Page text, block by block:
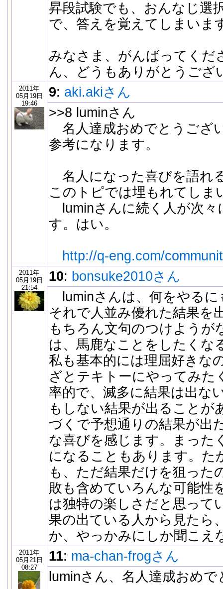
昇段試験でも、おんなじ選
で、答えを覚えてしまいま
みなさま、がんばってくだ
ん、どうもありがとうござ
2011年
05月19日
19:46
9: aki.akiさん
>>8 luminさん
名人達成おめでとうござ
参考になります。
名人になった喜びを語れ
このトピでは埋もれてしま
luminさんに続く人が次々
す。はい。
http://q-eng.com/
2011年
05月19日
21:54
10: bonsuke2010さん
luminさんは、何をやるに
それで人並み優れた結果を
もちろん文句のつけようが
は、馬鹿なことをしたくな
私も基本的には理屈好きな
ざとテキトーにやってみた
率的で、滅多に結果は出な
もしない結果が出ることが
づくで予想通りの結果が出
な喜びを感じます。まった
になることもあります。た
も、ただ結果だけを狙った
敗も含めていろんな可能性
は独特の楽しさだと思って
果の出ている人から見たら
か、やっかみにしか聞こえ
2011年
05月21日
08:27
11: ma-chan-frogさん
luminさん、名人達成おめで